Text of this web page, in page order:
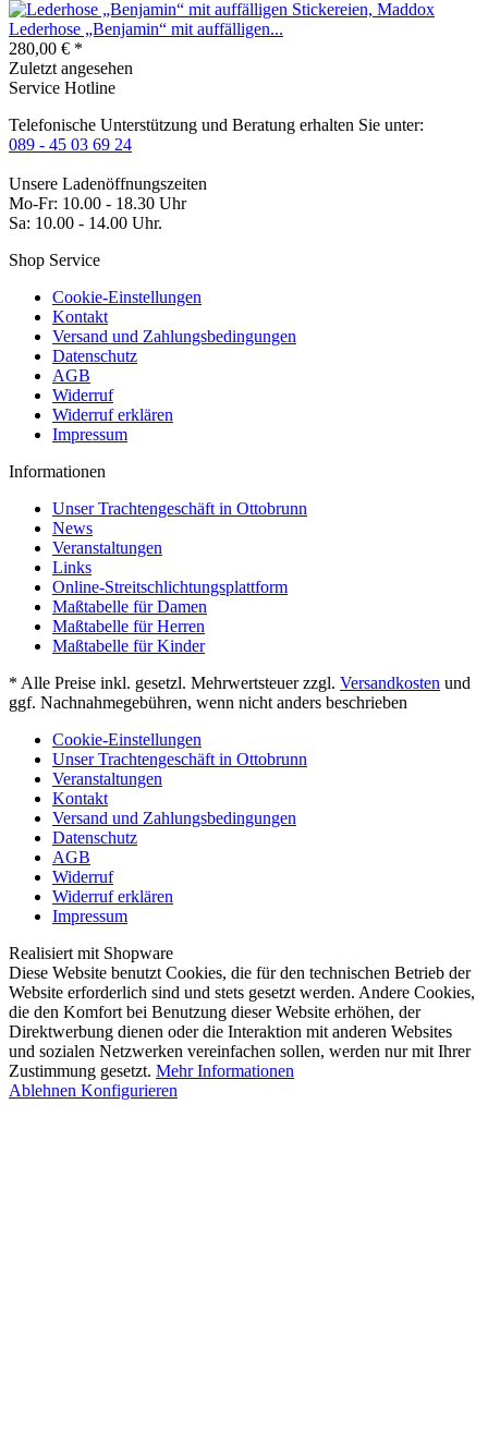
Lederhose „Benjamin“ mit auffälligen...
280,00 € *
Zuletzt angesehen
Service Hotline
Telefonische Unterstützung und Beratung erhalten Sie unter:
089 - 45 03 69 24
Unsere Ladenöffnungszeiten
Mo-Fr: 10.00 - 18.30 Uhr
Sa: 10.00 - 14.00 Uhr.
Shop Service
Cookie-Einstellungen
Kontakt
Versand und Zahlungsbedingungen
Datenschutz
AGB
Widerruf
Widerruf erklären
Impressum
Informationen
Unser Trachtengeschäft in Ottobrunn
News
Veranstaltungen
Links
Online-Streitschlichtungsplattform
Maßtabelle für Damen
Maßtabelle für Herren
Maßtabelle für Kinder
* Alle Preise inkl. gesetzl. Mehrwertsteuer zzgl. Versandkosten und
ggf. Nachnahmegebühren, wenn nicht anders beschrieben
Cookie-Einstellungen
Unser Trachtengeschäft in Ottobrunn
Veranstaltungen
Kontakt
Versand und Zahlungsbedingungen
Datenschutz
AGB
Widerruf
Widerruf erklären
Impressum
Realisiert mit Shopware
Diese Website benutzt Cookies, die für den technischen Betrieb der
Website erforderlich sind und stets gesetzt werden. Andere Cookies,
die den Komfort bei Benutzung dieser Website erhöhen, der
Direktwerbung dienen oder die Interaktion mit anderen Websites
und sozialen Netzwerken vereinfachen sollen, werden nur mit Ihrer
Zustimmung gesetzt. Mehr Informationen
Ablehnen Konfigurieren